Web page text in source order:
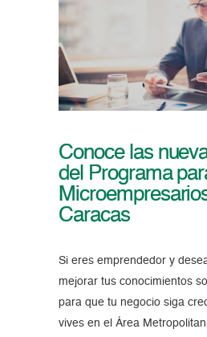
Conoce las
del Programa
Caracas
Si eres emprendedor y
mejorar tus conocimientos
para que tu negocio siga
vives en el Área